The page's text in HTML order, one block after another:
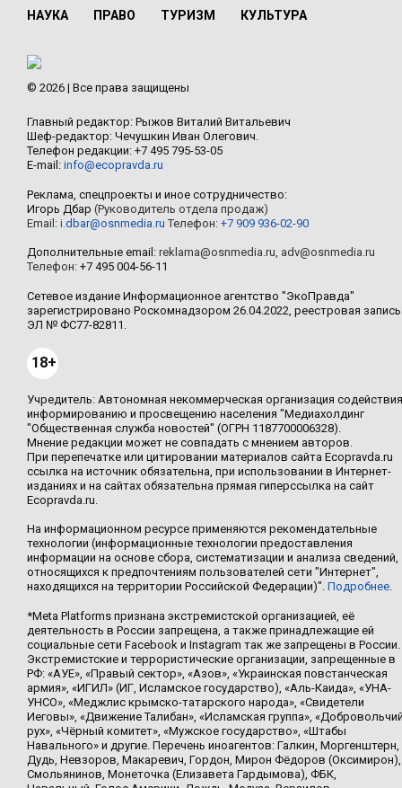
НАУКА ПРАВО ТУРИЗМ КУЛЬТУРА
© 2026 | Все права защищены
Главный редактор: Рыжов Виталий Витальевич
Шеф-редактор: Чечушкин Иван Олегович.
Телефон редакции: +7 495 795-53-05
E-mail: info@ecopravda.ru
Реклама, спецпроекты и иное сотрудничество:
Игорь Дбар (Руководитель отдела продаж)
Email: i.dbar@osnmedia.ru Телефон: +7 909 936-02-90
Дополнительные email: reklama@osnmedia.ru, adv@osnmedia.ru
Телефон: +7 495 004-56-11
Сетевое издание Информационное агентство "ЭкоПравда"
зарегистрировано Роскомнадзором 26.04.2022, реестровая запись
ЭЛ № ФС77-82811.
18+
Учредитель: Автономная некоммерческая организация содействия
информированию и просвещению населения "Медиахолдинг
"Общественная служба новостей" (ОГРН 1187700006328).
Мнение редакции может не совпадать с мнением авторов.
При перепечатке или цитировании материалов сайта Ecopravda.ru
ссылка на источник обязательна, при использовании в Интернет-
изданиях и на сайтах обязательна прямая гиперссылка на сайт
Ecopravda.ru.
На информационном ресурсе применяются рекомендательные
технологии (информационные технологии предоставления
информации на основе сбора, систематизации и анализа сведений,
относящихся к предпочтениям пользователей сети "Интернет",
находящихся на территории Российской Федерации)". Подробнее.
*Meta Platforms признана экстремистской организацией, её
деятельность в России запрещена, а также принадлежащие ей
социальные сети Facebook и Instagram так же запрещены в России.
Экстремистские и террористические организации, запрещенные в
РФ: «АУЕ», «Правый сектор», «Азов», «Украинская повстанческая
армия», «ИГИЛ» (ИГ, Исламское государство), «Аль-Каида», «УНА-
УНСО», «Меджлис крымско-татарского народа», «Свидетели
Иеговы», «Движение Талибан», «Исламская группа»,
рух», «Чёрный комитет», «Мужское государство», «Штабы
Навального» и другие. Перечень иноагентов: Галкин, Моргенштерн,
Дудь, Невзоров, Макаревич, Гордон, Мирон Фёдоров (Оксимирон),
Смольянинов, Монеточка (Елизавета Гардымова), ФБК,